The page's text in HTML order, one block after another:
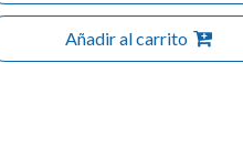
Añadir al carrito